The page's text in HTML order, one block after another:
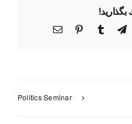
بگذاريد!
Telegram
Tumblr
Pinterestپست
Politics Seminar